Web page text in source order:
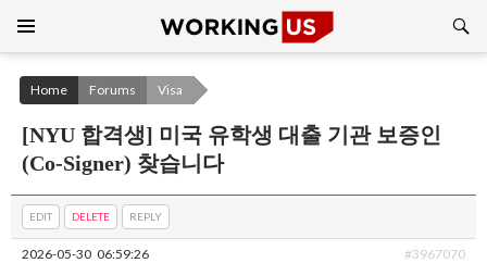
CONTENT
Home Forums Visa
[NYU 합격생] 미국 유학생 대출 기관 보증인
(Co-Signer) 찾습니다
EDIT DELETE REPLY
2026-05-30 06:59:26 #3967070